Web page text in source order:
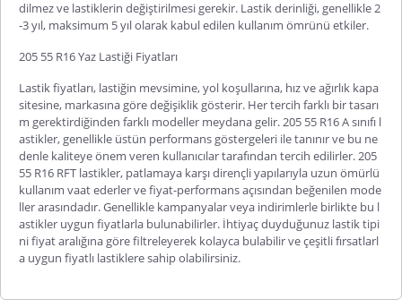
dilmez ve lastiklerin değiştirilmesi gerekir. Lastik derinliği, genellikle 2
-3 yıl, maksimum 5 yıl olarak kabul edilen kullanım ömrünü etkiler.
205 55 R16 Yaz Lastiği Fiyatları
Lastik fiyatları, lastiğin mevsimine, yol koşullarına, hız ve ağırlık kapa
sitesine, markasına göre değişiklik gösterir. Her tercih farklı bir tasarı
m gerektirdiğinden farklı modeller meydana gelir. 205 55 R16 A sınıfı l
astikler, genellikle üstün performans göstergeleri ile tanınır ve bu ne
denle kaliteye önem veren kullanıcılar tarafından tercih edilirler. 205
55 R16 RFT lastikler, patlamaya karşı dirençli yapılarıyla uzun ömürlü
kullanım vaat ederler ve fiyat-performans açısından beğenilen mode
ller arasındadır. Genellikle kampanyalar veya indirimlerle birlikte bu l
astikler uygun fiyatlarla bulunabilirler. İhtiyaç duyduğunuz lastik tipi
ni fiyat aralığına göre filtreleyerek kolayca bulabilir ve çeşitli fırsatlarl
a uygun fiyatlı lastiklere sahip olabilirsiniz.